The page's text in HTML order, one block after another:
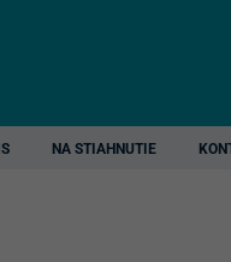
NA STIAHNUTIE